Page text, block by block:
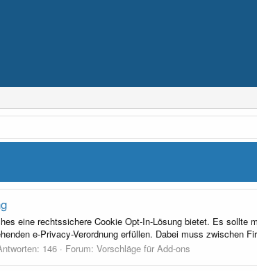
eine rechtssichere Cookie Opt-In-Lösung bietet. Es sollte
e-Privacy-Verordnung erfüllen. Dabei muss zwischen
146 Forum: Vorschläge für Add-ons